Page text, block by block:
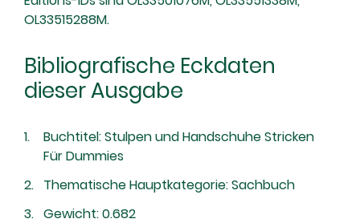
OL33515288M.
Bibliografische Eckdaten
dieser Ausgabe
Buchtitel: Stulpen und Handschuhe Stricken
Für Dummies
Thematische Hauptkategorie: Sachbuch
Gewicht: 0.682